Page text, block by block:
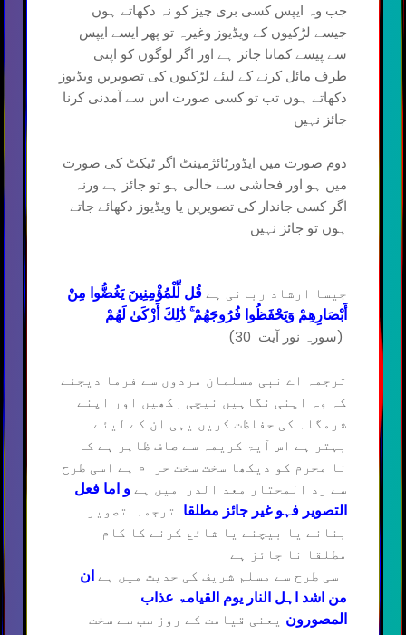
جب وہ ایپس کسی بری چیز کو نہ دکھاتے ہوں
جیسے لڑکیوں کے ویڈیوز وغیرہ تو پھر ایسے ایپس
سے پیسے کمانا جائز ہے اور اگر لوگوں کو اپنی
طرف مائل کرنے کے لیئے لڑکیوں کی تصویریں ویڈیوز
دکھاتے ہوں تب تو کسی صورت اس سے آمدنی کرنا
جائز نہیں
دوم صورت میں ایڈورٹائژمینٹ اگر ٹیکٹ کی صورت
میں ہو اور فحاشی سے خالی ہو تو جائز ہے ورنہ
اگر کسی جاندار کی تصویریں یا ویڈیوز دکھائے جاتے
ہوں تو جائز نہیں
جیسا ارشاد ربانی ہے قُل لِّلْمُؤْمِنِينَ يَغُضُّوا مِنْ
أَبْصَارِهِمْ وَيَحْفَظُوا فُرُوجَهُمْ ۚ ذَٰلِكَ أَزْكَىٰ لَهُمْ
(سورہ نور آیت 30)
ترجمہ اے نبی مسلمان مردوں سے فرما دیجئے
کہ وہ اپنی نگاہیں نیچی رکھیں اور اپنے
شرمگاہ کی حفاظت کریں یہی ان کے لیئے
بہتر ہے اس آیۃ کریمہ سے صاف ظاہر ہے کہ
نا محرم کو دیکھا سخت سخت حرام ہے اسی طرح
سے رد المحتار معد الدر میں ہے و اما فعل
التصویر فہو غیر جائز مطلقا
ترجمہ تصویر
بنانے یا بیچنے یا شائع کرنے کا کام
مطلقا نا جائز ہے
اسی طرح سے مسلم شریف کی حدیث میں ہے ان
من اشد اہل النار یوم القیامۃ عذاب
المصورون یعنی قیامت کے روز سب سے سخت